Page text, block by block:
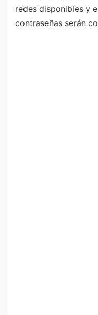
redes disponibles y
contraseñas serán